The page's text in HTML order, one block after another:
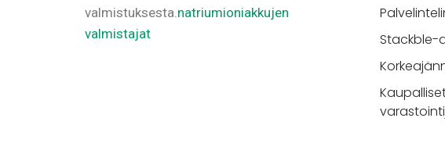
valmistuksesta. natriumioniakkujen
valmistajat
Stackble-